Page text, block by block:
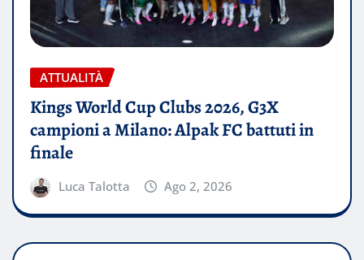
ATTUALITÀ
Kings World Cup Clubs 2026, G3X
campioni a Milano: Alpak FC battuti in
finale
Luca Talotta Ago 2, 2026